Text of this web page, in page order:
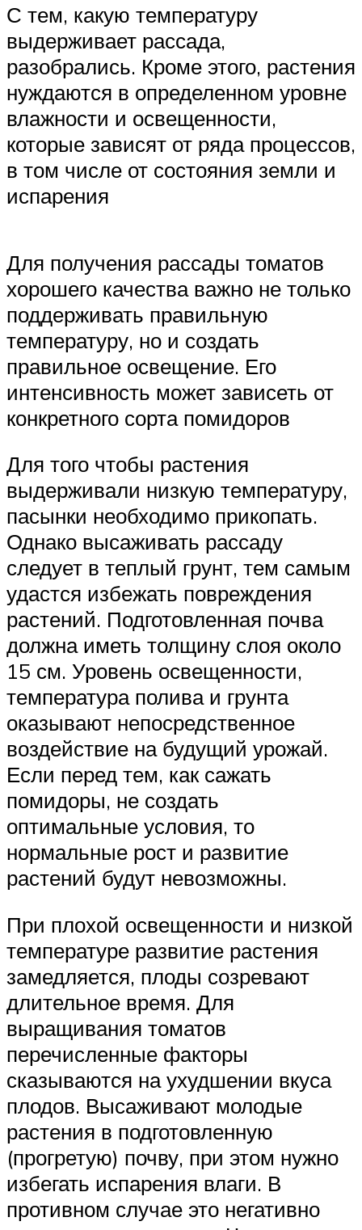
С тем, какую температуру
выдерживает рассада,
разобрались. Кроме этого, растения
нуждаются в определенном уровне
влажности и освещенности,
которые зависят от ряда процессов,
в том числе от состояния земли и
испарения
Для получения рассады томатов
хорошего качества важно не только
поддерживать правильную
температуру, но и создать
правильное освещение. Его
интенсивность может зависеть от
конкретного сорта помидоров
Для того чтобы растения
выдерживали низкую температуру,
пасынки необходимо прикопать.
Однако высаживать рассаду
следует в теплый грунт, тем самым
удастся избежать повреждения
растений. Подготовленная почва
должна иметь толщину слоя около
15 см. Уровень освещенности,
температура полива и грунта
оказывают непосредственное
воздействие на будущий урожай.
Если перед тем, как сажать
помидоры, не создать
оптимальные условия, то
нормальные рост и развитие
растений будут невозможны.
При плохой освещенности и низкой
температуре развитие растения
замедляется, плоды созревают
длительное время. Для
выращивания томатов
перечисленные факторы
сказываются на ухудшении вкуса
плодов. Высаживают молодые
растения в подготовленную
(прогретую) почву, при этом нужно
избегать испарения влаги. В
противном случае это негативно